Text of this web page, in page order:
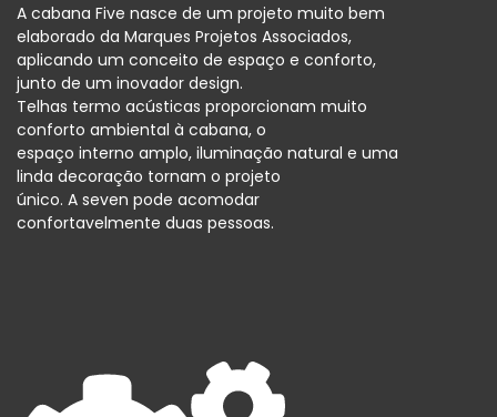
A cabana Five nasce de um projeto muito bem
elaborado da Marques Projetos Associados,
aplicando um conceito de espaço e conforto,
junto de um inovador design.
Telhas termo acústicas proporcionam muito
conforto ambiental à cabana, o
espaço interno amplo, iluminação natural e uma
linda decoração tornam o projeto
único. A seven pode acomodar
confortavelmente duas pessoas.